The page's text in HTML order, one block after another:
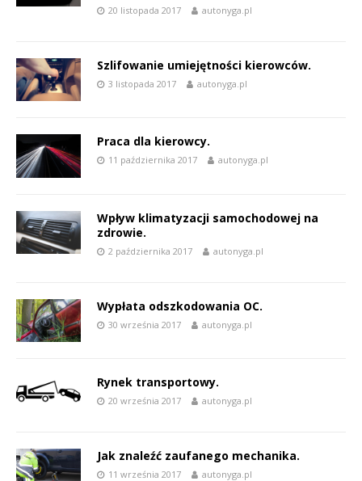
20 listopada 2017 autonyga.pl
Szlifowanie umiejętności kierowców.
3 listopada 2017 autonyga.pl
Praca dla kierowcy.
11 października 2017 autonyga.pl
Wpływ klimatyzacji samochodowej na
zdrowie.
2 października 2017 autonyga.pl
Wypłata odszkodowania OC.
30 września 2017 autonyga.pl
Rynek transportowy.
20 września 2017 autonyga.pl
Jak znaleźć zaufanego mechanika.
11 września 2017 autonyga.pl